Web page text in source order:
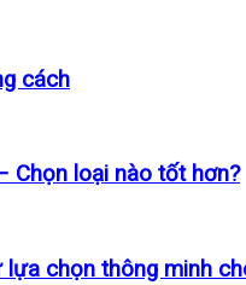
cách
Chọn loại nào tốt hơn?
chọn thông minh